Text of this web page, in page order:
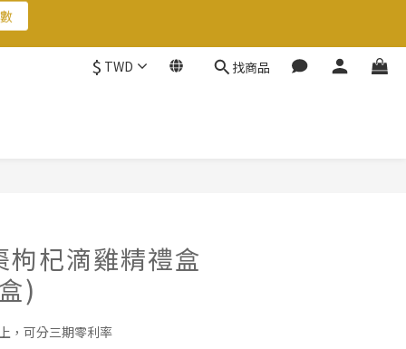
$ TWD 找商品
枸杞滴雞精禮盒
)
，可分三期零利率